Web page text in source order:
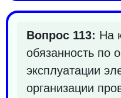
Вопрос 113: На
обязанность по
эксплуатации
организации